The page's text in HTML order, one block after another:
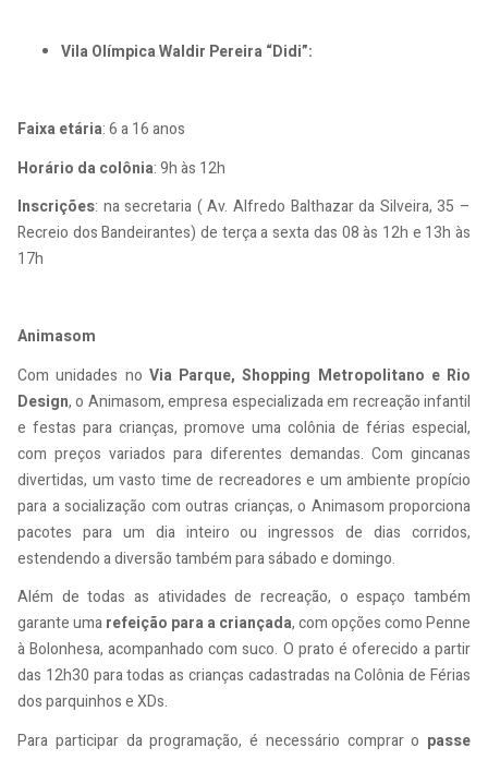
Vila Olímpica Waldir Pereira “Didi”:
Faixa etária: 6 a 16 anos
Horário da colônia: 9h às 12h
Inscrições: na secretaria ( Av. Alfredo Balthazar da Silveira, 35 –
Recreio dos Bandeirantes) de terça a sexta das 08 às 12h e 13h às
17h
Animasom
Com unidades no Via Parque, Shopping Metropolitano e Rio
Design, o Animasom, empresa especializada em recreação infantil
e festas para crianças, promove uma colônia de férias especial,
com preços variados para diferentes demandas. Com gincanas
divertidas, um vasto time de recreadores e um ambiente propício
para a socialização com outras crianças, o Animasom proporciona
pacotes para um dia inteiro ou ingressos de dias corridos,
estendendo a diversão também para sábado e domingo.
Além de todas as atividades de recreação, o espaço também
garante umarefeição para a criançada, com opções como Penne
à Bolonhesa, acompanhado com suco. O prato é oferecido a partir
das 12h30 para todas as crianças cadastradas na Colônia de Férias
dos parquinhos e XDs.
Para participar da programação, é necessário comprar o passe